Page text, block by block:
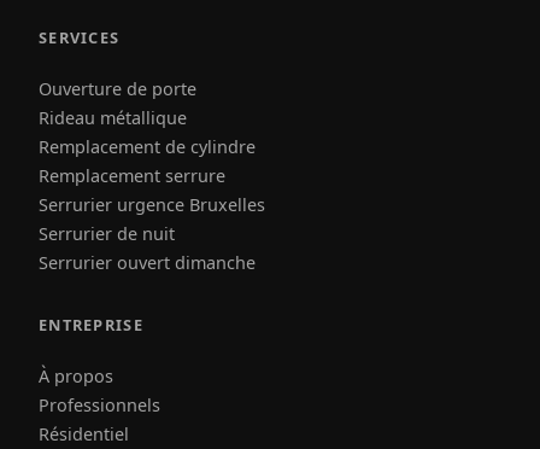
SERVICES
Ouverture de porte
Rideau métallique
Remplacement de cylindre
Remplacement serrure
Serrurier urgence Bruxelles
Serrurier de nuit
Serrurier ouvert dimanche
ENTREPRISE
À propos
Professionnels
Résidentiel